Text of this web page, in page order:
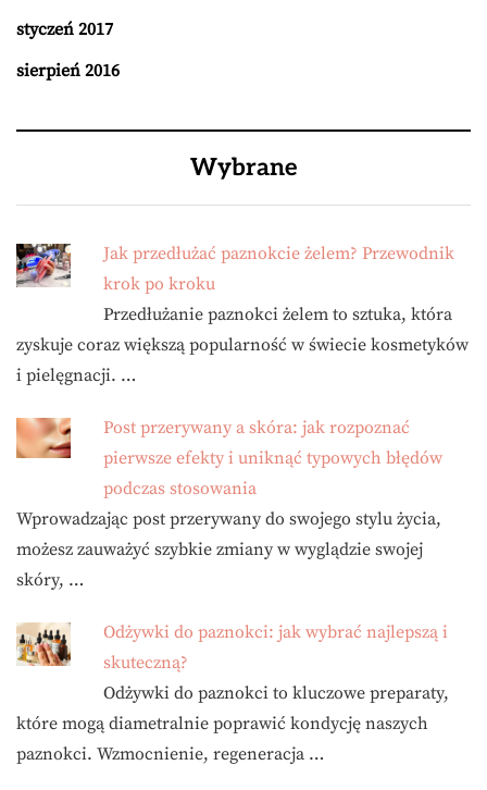
styczeń 2017
sierpień 2016
Wybrane
Jak przedłużać paznokcie żelem? Przewodnik
krok po kroku
Przedłużanie paznokci żelem to sztuka, która
zyskuje coraz większą popularność w świecie kosmetyków
i pielęgnacji. …
Post przerywany a skóra: jak rozpoznać
pierwsze efekty i uniknąć typowych błędów
podczas stosowania
Wprowadzając post przerywany do swojego stylu życia,
możesz zauważyć szybkie zmiany w wyglądzie swojej
skóry, …
Odżywki do paznokci: jak wybrać najlepszą i
skuteczną?
Odżywki do paznokci to kluczowe preparaty,
które mogą diametralnie poprawić kondycję naszych
paznokci. Wzmocnienie, regeneracja …